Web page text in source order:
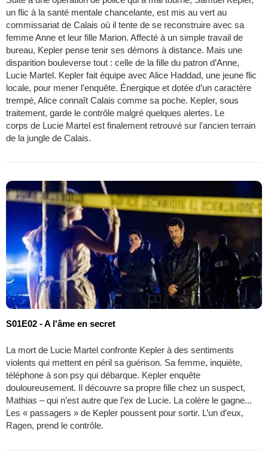
un flic à la santé mentale chancelante, est mis au vert au
commissariat de Calais où il tente de se reconstruire avec sa
femme Anne et leur fille Marion. Affecté à un simple travail de
bureau, Kepler pense tenir ses démons à distance. Mais une
disparition bouleverse tout : celle de la fille du patron d’Anne,
Lucie Martel. Kepler fait équipe avec Alice Haddad, une jeune flic
locale, pour mener l’enquête. Énergique et dotée d’un caractère
trempé, Alice connaît Calais comme sa poche. Kepler, sous
traitement, garde le contrôle malgré quelques alertes. Le
corps de Lucie Martel est finalement retrouvé sur l'ancien terrain
de la jungle de Calais.
S01E02 - A l'âme en secret
La mort de Lucie Martel confronte Kepler à des sentiments
violents qui mettent en péril sa guérison. Sa femme, inquiète,
téléphone à son psy qui débarque. Kepler enquête
douloureusement. Il découvre sa propre fille chez un suspect,
Mathias – qui n’est autre que l’ex de Lucie. La colère le gagne...
Les « passagers » de Kepler poussent pour sortir. L’un d’eux,
Ragen, prend le contrôle.